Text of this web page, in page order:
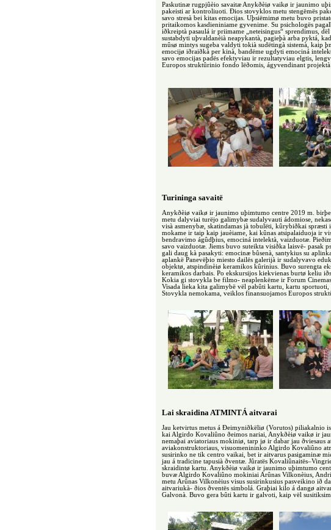
Paskutinæ rugpjûèio savaitæ Anykðèiø vaikø ir jaunimo
pakeisti ar kontroliuoti. Ðios stovyklos metu stengëmës
savo stresà bei kitas emocijas. Uþsiëmimø metu buvo
pritaikomos kasdieniniame gyvenime. Su psichologës
iðkreiptà pasaulá ir priimame „neteisingus“ sprendimus,
sustabdyti uþvaldanèià neapykantà, pagieþà arba pyktá,
mûsø mintys sugeba valdyti tokià sudëtingà sistemà, kaip
emocijø iðraiðkà per kinà, bandëme ugdyti emociná
savo emocijas padës efektyviau ir rezultatyviau elgtis,
Europos struktûrinio fondo lëðomis, ágyvendinant
Turininga savaitë
Anykðèiø vaikø ir jaunimo uþimtumo centre 2019 m.
metu dalyviai turëjo galimybæ sudalyvauti ádomiose,
visà asmenybæ, skatindamas jà tobulëti, kûrybiðkai
mokame ir taip kaip jauèiame, kai kûnas atsipalaiduoja ir
bendravimo ágûdþius, emociná intelektà, vaizduotæ.
savo vaizduotæ. Jiems buvo suteikta visiðka laisvë- pasak
gali daug kà pasakyti: emocinæ bûsenà, santykius su
aplankë Panevëþio miesto dailës galerijà ir sudalyvavo
objektø, atspindinèiø keramikos kûrinius. Buvo surengta
keramikos darbais. Po ekskursijos kiekvienas burtø keliu
Kokia gi stovykla be filmo- neaplenkëme ir Forum
Visada lieka kita galimybë vël pabûti kartu, kartu sportuoti,
Stovykla nemokama, veiklos finansuojamos Europos
Lai skraidina ATMINTÁ aitvarai
Jau ketvirtus metus á Ðeimyniðkëliø (Vorutos) piliakalnio
kai Algirdo Kovaliûno ðeimos nariai, Anykðèiø vaikø ir
nemaþai aviatoriaus mokiniø, tarp jø ir dabar jau ðviesaus
aviakonstruktoriaus, visuomenininko Algirdo Kovaliûno
susirinko ne tik centro vaikai, bet ir aitvarus pasigaminæ
jau á tradicine tapusià ðventæ. Jûratës
skraidintø kartu. Anykðèiø vaikø ir jaunimo uþimtumo
buvæ Algirdo Kovaliûno mokiniai Arûnas Vilkonèius,
metu Arûnas Vilkonèius visus susirinkusius pasveikino ið
aitvariukà- ðios ðventës simbolá. Graþiai kilo á dangø
Galvonà. Buvo gera bûti kartu ir galvoti, kaip vël